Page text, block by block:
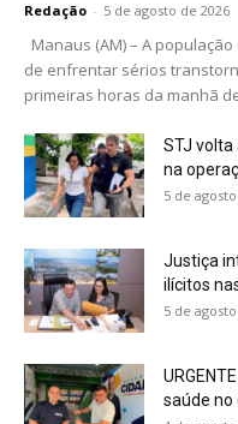
Redação - 5 de agosto de 2026
Manaus (AM) – A
de enfrentar sérios
primeiras horas da manhã
STJ volta
na
5 de
Justiça
ilícitos
5 de
saúde no